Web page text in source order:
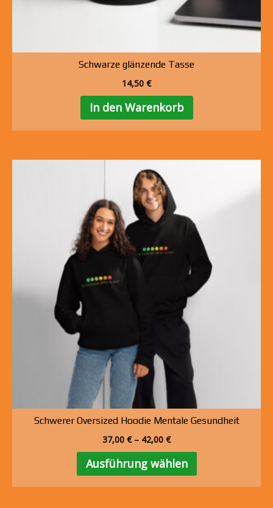
Schwarze glänzende Tasse
14,50 €
In den Warenkorb
Schwerer Oversized Hoodie Mentale Gesundheit
37,00 €– 42,00 €
Ausführung wählen
weist